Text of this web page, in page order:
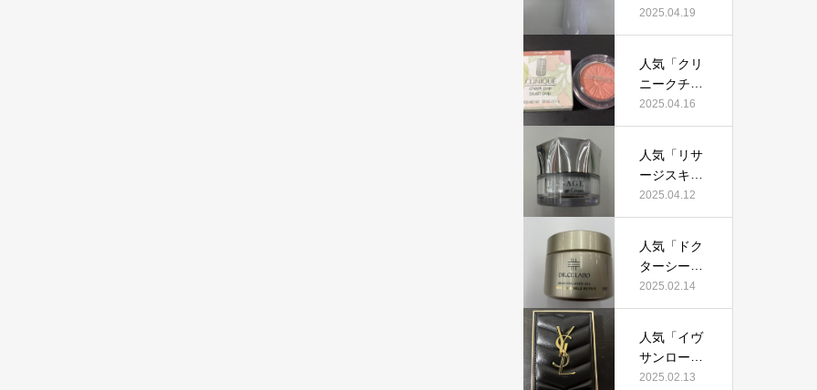
すすめ？美
実際使用し
て口コミを
検証！
メインテナ
イザーD
当におすす
め？美容マ
ニアの私が
て、口コミ
を検証！
2025.04.19
人気「クリ
ニークチー
クポップ」
って本当に
美容マニア
が実際使用
して口コミ
2025.04.16
人気「リサ
ージスキン
チェンジク
リーム」っ
すすめ？美
容マニアが
実際使用し
検証！
2025.04.12
人気「ドク
ターシーラ
ボ薬用アク
アコラーゲ
リッチリン
クルリペ
ア」って本
2025.02.14
人気「イヴ
サンローラ
ン クチュー
2025.02.13